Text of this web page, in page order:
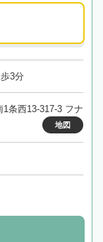
3分
条西13-317-3 フナ
地図